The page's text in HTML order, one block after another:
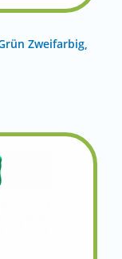
Zweifarbig,